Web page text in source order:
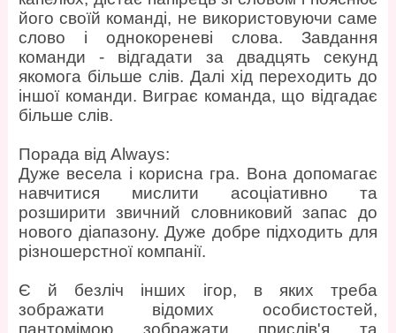
його своїй команді, не використовуючи саме
слово і однокореневі слова. Завдання
команди - відгадати за двадцять секунд
якомога більше слів. Далі хід переходить до
іншої команди. Виграє команда, що відгадає
більше слів.
Порада від Always:
Дуже весела і корисна гра. Вона допомагає
навчитися мислити асоціативно та
розширити звичний словниковий запас до
нового діапазону. Дуже добре підходить для
різношерстної компанії.
Є й безліч інших ігор, в яких треба
зображати відомих особистостей,
пантомімою зображати прислів'я та